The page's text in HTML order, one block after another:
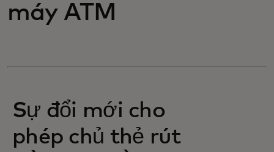
máy ATM
Sự đổi mới cho
phép chủ thẻ rút